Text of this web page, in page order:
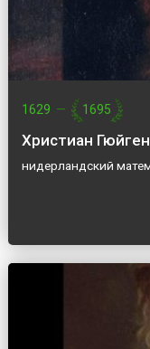
1629 — 1695
Христиан
нидерландский